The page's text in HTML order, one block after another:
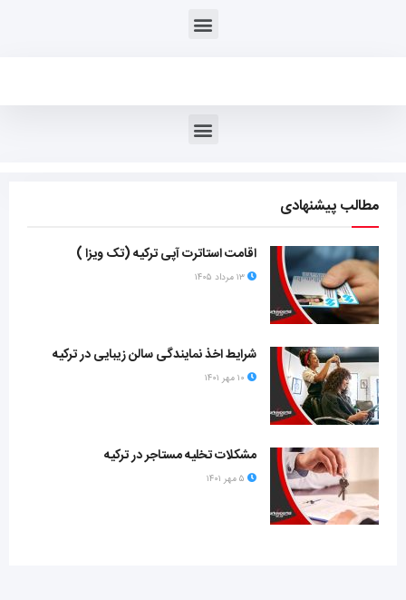
مطالب پیشنهادی
اقامت استاترت آپی ترکیه (تک ویزا )
شرایط اخذ نمایندگی سالن زیبایی در ترکیه
مشکلات تخلیه مستاجر در ترکیه